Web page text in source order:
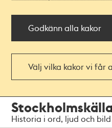
Godkänn alla kakor
Välj vilka kakor vi får
navigationen
huvudinnehållet
Historia i ord, ljud och bild